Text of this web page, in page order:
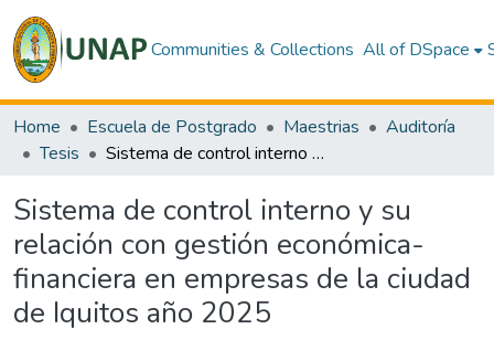
Communities & Collections All of DSpace
Home Escuela de Postgrado Maestrias
Auditoría
Tesis
Sistema de control interno y su relación con gestión económica- financiera en empresas de la ciudad de Iquitos año 2025
Sistema de control interno y su
relación con gestión económica-
financiera en empresas de la ciudad
de Iquitos año 2025